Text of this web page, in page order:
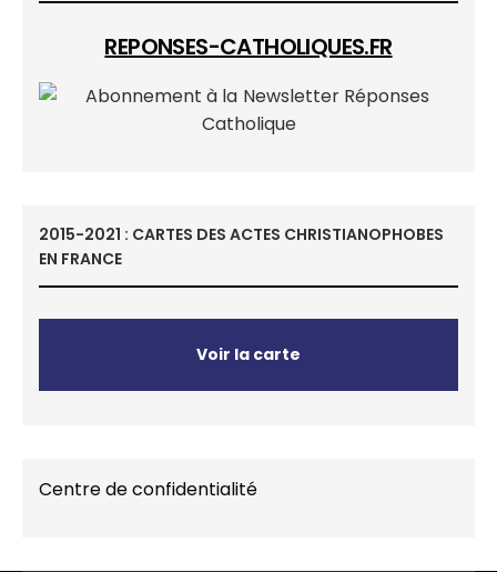
REPONSES-CATHOLIQUES.FR
2015-2021 : CARTES DES ACTES CHRISTIANOPHOBES
EN FRANCE
Voir la carte
Centre de confidentialité